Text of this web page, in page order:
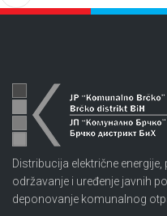
Distribucija električne
održavanje i uređenje javnih
deponovanje komunalnog